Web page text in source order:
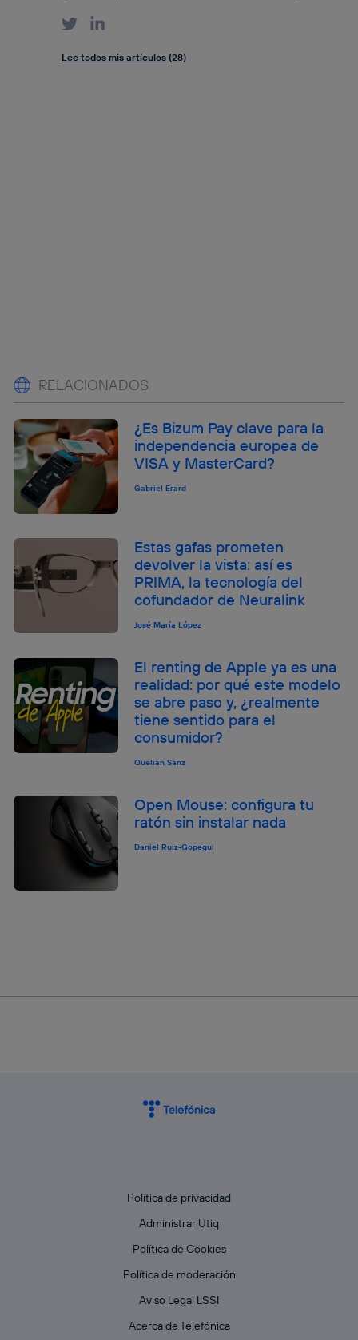
Lee todos mis artículos (28)
RELACIONADOS
¿Es Bizum Pay clave para la
independencia europea de
VISA y MasterCard?
Gabriel Erard
Estas gafas prometen
devolver la vista: así es
PRIMA, la tecnología del
cofundador de Neuralink
José María López
El renting de Apple ya es una
realidad: por qué este modelo
se abre paso y, ¿realmente
tiene sentido para el
consumidor?
Quelian Sanz
Open Mouse: configura tu
ratón sin instalar nada
Daniel Ruiz-Gopegui
Política de privacidad
Administrar Utiq
Política de Cookies
Política de moderación
Aviso Legal LSSI
Acerca de Telefónica